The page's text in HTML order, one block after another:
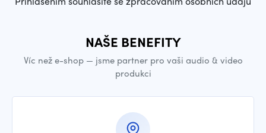
NAŠE BENEFITY
Víc než e-shop — jsme partner pro vaši audio & video
produkci